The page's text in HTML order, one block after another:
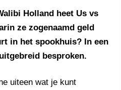
Holland heet Us vs
ze zogenaamd geld
in het spookhuis? In een
besproken.
uiteen wat je kunt